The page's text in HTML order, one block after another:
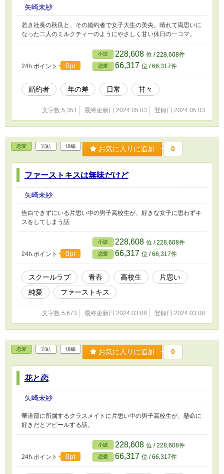
矢崎未紗
若き社長の秋良と、その婚約者で女子大生の美央。晴れて両思いに
なった二人のミルクティーのようにやさしく甘い休日の一コマ。
24h.ポイント 0pt
小説 228,608 位 / 228,608件
恋愛 66,317 位 / 66,317件
婚約者 年の差 日常 甘々
文字数 5,351 最終更新日 2024.05.03 登録日 2024.05.03
恋愛 完結 短編 お気に入りに追加 0
ファーストキスは無味だけど
矢崎未紗
告白できずにいる片思い中の男子高校生が、好きな女子に思わずキ
スをしてしまう話
24h.ポイント 0pt
小説 228,608 位 / 228,608件
恋愛 66,317 位 / 66,317件
スクールラブ 青春 高校生
片思い
純愛
ファーストキス
文字数 5,673 最終更新日 2024.03.08 登録日 2024.03.08
恋愛 完結 短編 お気に入りに追加 0
花と恋
矢崎未紗
華道部に所属するクラスメイトに片思い中の男子高校生が、懸命に
好きだとアピールする話。
24h.ポイント 0pt
小説 228,608 位 / 228,608件
恋愛 66,317 位 / 66,317件